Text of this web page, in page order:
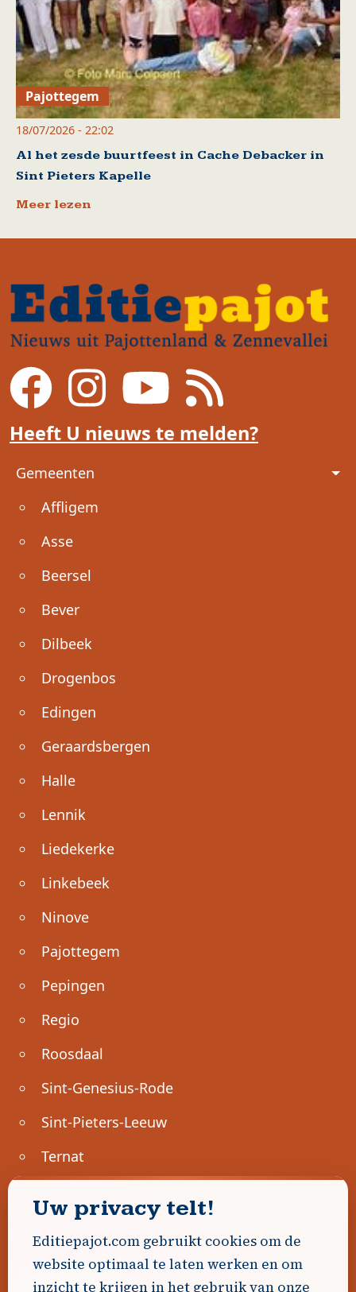
Pajottegem
18/07/2026 - 22:02
Al het zesde buurtfeest in Cache Debacker in
Sint Pieters Kapelle
Meer lezen
Heeft U nieuws te melden?
Voet
Gemeenten
Affligem
Asse
Beersel
Bever
Dilbeek
Drogenbos
Edingen
Geraardsbergen
Halle
Lennik
Liedekerke
Linkebeek
Ninove
Pajottegem
Pepingen
Regio
Roosdaal
Sint-Genesius-Rode
Sint-Pieters-Leeuw
Ternat
Geen advertenties gevonden.
Uw advertentie hier? Contacteer ons!
Uw privacy telt!
Editiepajot.com gebruikt cookies om de
website optimaal te laten werken en om
inzicht te krijgen in het gebruik van onze